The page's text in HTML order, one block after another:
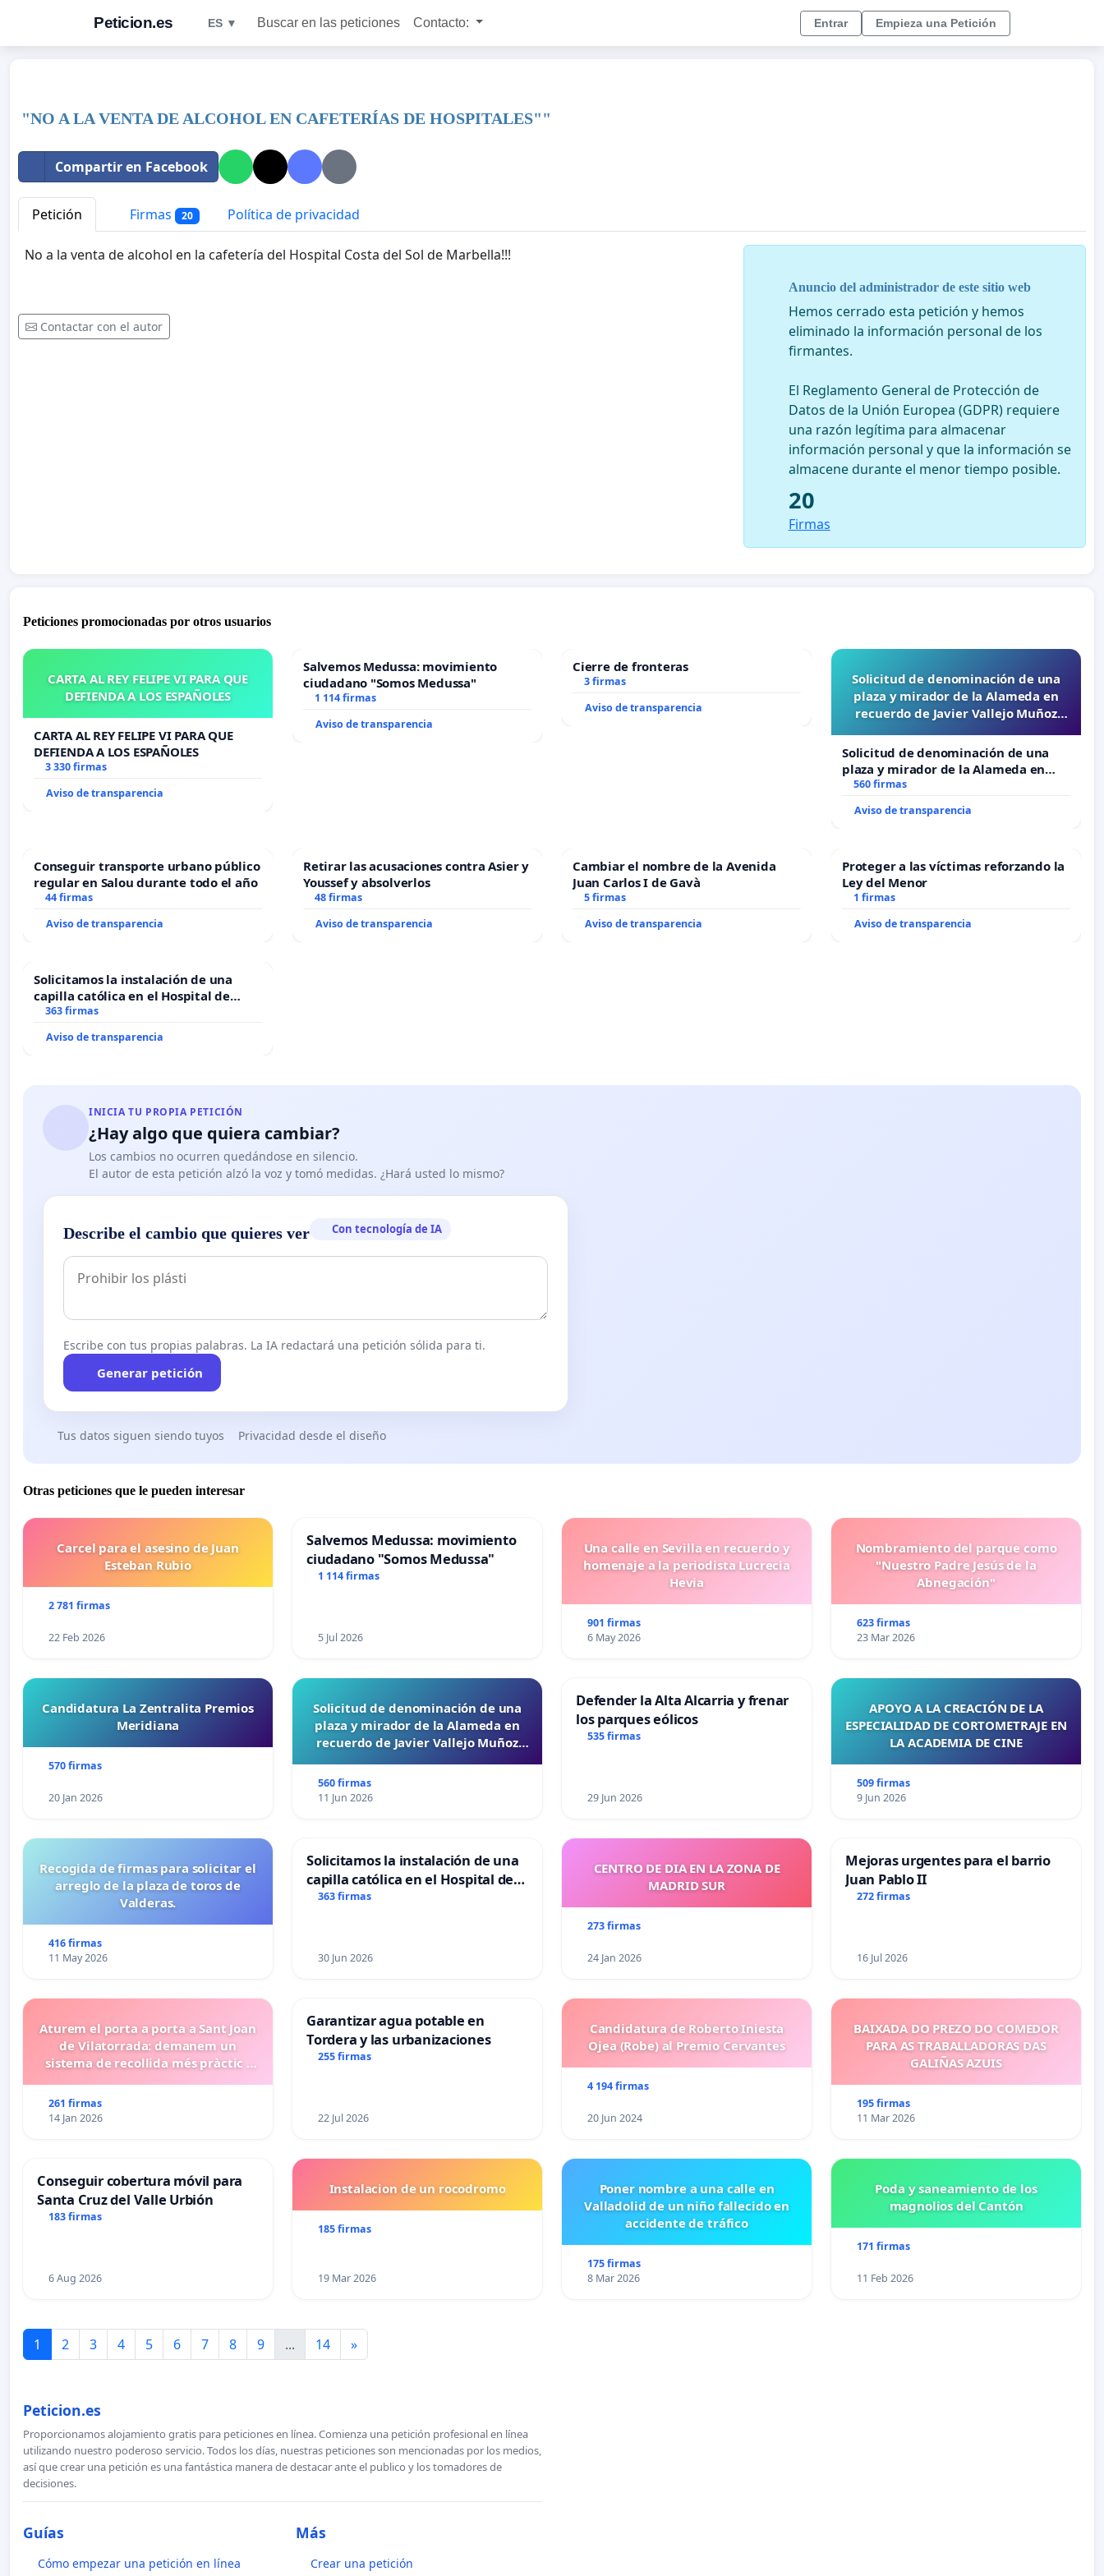
Peticion.es ES ▼ Buscar en las peticiones Contacto: Entrar Empieza una Petición
"NO A LA VENTA DE ALCOHOL EN CAFETERÍAS DE HOSPITALES""
Compartir en Facebook
Petición Firmas 20 Política de privacidad
No a la venta de alcohol en la cafetería del Hospital Costa del Sol de Marbella!!!
Contactar con el autor
Anuncio del administrador de este sitio web
Hemos cerrado esta petición y hemos
eliminado la información personal de los
firmantes.
El Reglamento General de Protección de
Datos de la Unión Europea (GDPR) requiere
una razón legítima para almacenar
información personal y que la información se
almacene durante el menor tiempo posible.
20
Firmas
Peticiones promocionadas por otros usuarios
CARTA AL REY FELIPE VI PARA QUE
DEFIENDA A LOS ESPAÑOLES
CARTA AL REY FELIPE VI PARA QUE
DEFIENDA A LOS ESPAÑOLES
3 330 firmas
Aviso de transparencia
Salvemos Medussa: movimiento
ciudadano "Somos Medussa"
1 114 firmas
Aviso de transparencia
Cierre de fronteras
3 firmas
Aviso de transparencia
Solicitud de denominación de una
plaza y mirador de la Alameda en
recuerdo de Javier Vallejo Muñoz
Solicitud de denominación de una
plaza y mirador de la Alameda en
recuerdo de Javier Vallejo Muñoz
560 firmas
Aviso de transparencia
Conseguir transporte urbano público
regular en Salou durante todo el año
44 firmas
Aviso de transparencia
Retirar las acusaciones contra Asier y
Youssef y absolverlos
48 firmas
Aviso de transparencia
Cambiar el nombre de la Avenida
Juan Carlos I de Gavà
5 firmas
Aviso de transparencia
Proteger a las víctimas reforzando la
Ley del Menor
1 firmas
Aviso de transparencia
Solicitamos la instalación de una
capilla católica en el Hospital de
Alcañiz
363 firmas
Aviso de transparencia
INICIA TU PROPIA PETICIÓN
¿Hay algo que quiera cambiar?
Los cambios no ocurren quedándose en silencio.
El autor de esta petición alzó la voz y tomó medidas. ¿Hará usted lo mismo?
Describe el cambio que quieres ver Con tecnología de IA
Escribe con tus propias palabras. La IA redactará una petición sólida para ti.
Generar petición
Tus datos siguen siendo tuyos Privacidad desde el diseño
Otras peticiones que le pueden interesar
Carcel para el asesino de Juan
Esteban Rubio
2 781 firmas
22 Feb 2026
Salvemos Medussa: movimiento
ciudadano "Somos Medussa"
1 114 firmas
5 Jul 2026
Una calle en Sevilla en recuerdo y
homenaje a la periodista Lucrecia
Hevia
901 firmas
6 May 2026
Nombramiento del parque como
"Nuestro Padre Jesús de la
Abnegación"
623 firmas
23 Mar 2026
Candidatura La Zentralita Premios
Meridiana
570 firmas
20 Jan 2026
Solicitud de denominación de una
plaza y mirador de la Alameda en
recuerdo de Javier Vallejo Muñoz
560 firmas
11 Jun 2026
Defender la Alta Alcarria y frenar
los parques eólicos
535 firmas
29 Jun 2026
APOYO A LA CREACIÓN DE LA
ESPECIALIDAD DE CORTOMETRAJE EN
LA ACADEMIA DE CINE
509 firmas
9 Jun 2026
Recogida de firmas para solicitar el
arreglo de la plaza de toros de
Valderas.
416 firmas
11 May 2026
Solicitamos la instalación de una
capilla católica en el Hospital de
Alcañiz
363 firmas
30 Jun 2026
CENTRO DE DIA EN LA ZONA DE
MADRID SUR
273 firmas
24 Jan 2026
Mejoras urgentes para el barrio
Juan Pablo II
272 firmas
16 Jul 2026
Aturem el porta a porta a Sant Joan
de Vilatorrada: demanem un
sistema de recollida més pràctic i
261 firmas
14 Jan 2026
Garantizar agua potable en
Tordera y las urbanizaciones
255 firmas
22 Jul 2026
Candidatura de Roberto Iniesta
Ojea (Robe) al Premio Cervantes
4 194 firmas
20 Jun 2024
BAIXADA DO PREZO DO COMEDOR
PARA AS TRABALLADORAS DAS
GALIÑAS AZUIS
195 firmas
11 Mar 2026
Conseguir cobertura móvil para
Santa Cruz del Valle Urbión
183 firmas
6 Aug 2026
Instalacion de un rocodromo
185 firmas
19 Mar 2026
Poner nombre a una calle en
Valladolid de un niño fallecido en
accidente de tráfico
175 firmas
8 Mar 2026
Poda y saneamiento de los
magnolios del Cantón
171 firmas
11 Feb 2026
1 2 3 4 5 6 7 8 9 ... 14 »
Peticion.es
Proporcionamos alojamiento gratis para peticiones en línea. Comienza una petición profesional en línea
utilizando nuestro poderoso servicio. Todos los días, nuestras peticiones son mencionadas por los medios,
así que crear una petición es una fantástica manera de destacar ante el publico y los tomadores de
decisiones.
Guías
Cómo empezar una petición en línea
Más
Crear una petición